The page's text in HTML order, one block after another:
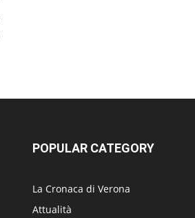
POPULAR CATEGORY
La Cronaca di Verona
Attualità